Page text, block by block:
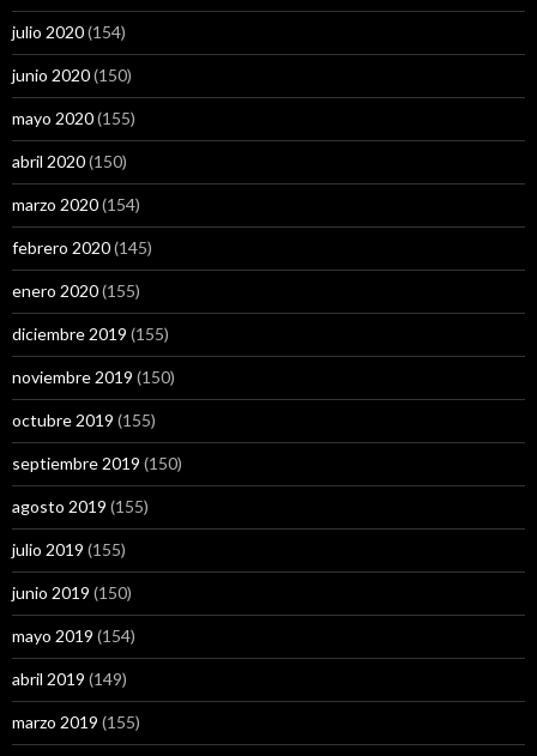
julio 2020(154)
junio 2020(150)
mayo 2020(155)
abril 2020(150)
marzo 2020(154)
febrero 2020(145)
enero 2020(155)
diciembre 2019 (155)
noviembre 2019 (150)
octubre 2019 (155)
septiembre 2019 (150)
agosto 2019 (155)
julio 2019 (155)
junio 2019 (150)
mayo 2019 (154)
abril 2019 (149)
marzo 2019 (155)